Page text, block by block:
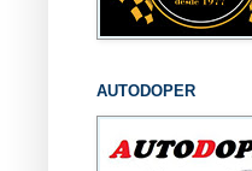
AUTODOPER